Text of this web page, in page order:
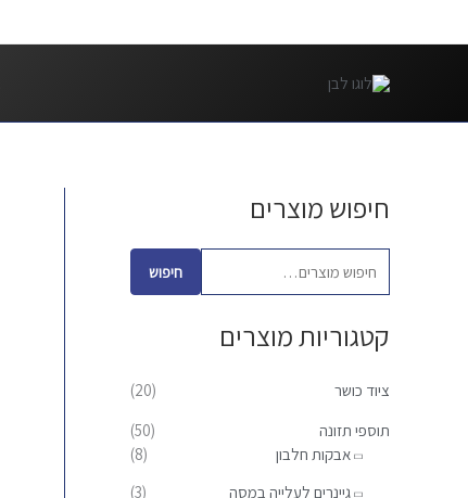
לתוכן
חיפוש מוצרים
ח
פ
ו
ש
ו
ר
חיפוש
קטגוריות מוצרים
ציוד כושר
(20)
תוספי תזונה
(50)
אבקות חלבון
(8)
גיינרים לעלייה במסה
(3)